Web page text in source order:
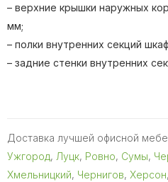
– верхние крышки наружных
мм;
– полки внутренних секций
– задние стенки внутренних
Доставка лучшей офисной
Ужгород, Луцк, Ровно, Сумы,
Хмельницкий, Чернигов, Херсон,